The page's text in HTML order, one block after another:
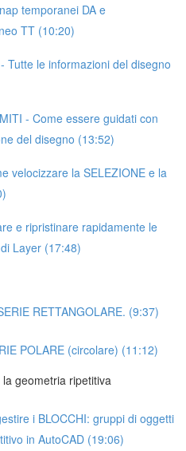
temporanei DA e
TT (10:20)
Tutte le informazioni del disegno
- Come essere guidati con
del disegno (13:52)
velocizzare la SELEZIONE e la
e ripristinare rapidamente le
Layer (17:48)
RETTANGOLARE. (9:37)
POLARE (circolare) (11:12)
geometria ripetitiva
i BLOCCHI: gruppi di oggetti
in AutoCAD (19:06)